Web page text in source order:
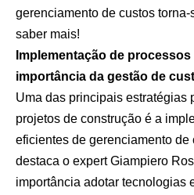
gerenciamento de custos
saber mais!
Implementação de
importância da gestão de
Uma das principais estratégias
projetos de construção é a
eficientes de gerenciamento de
destaca o expert Giampiero
importância adotar tecnologias